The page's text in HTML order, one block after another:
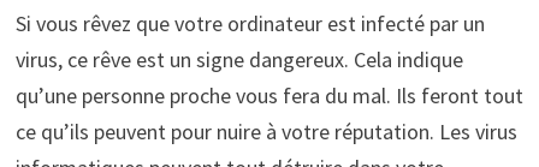
Si vous rêvez que votre ordinateur est infecté par un
virus, ce rêve est un signe dangereux. Cela indique
qu’une personne proche vous fera du mal. Ils feront tout
ce qu’ils peuvent pour nuire à votre réputation. Les virus